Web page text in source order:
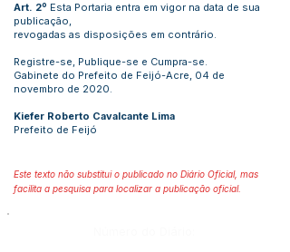
Art. 2º Esta Portaria entra em vigor na data de sua
publicação,
revogadas as disposições em contrário.
Registre-se, Publique-se e Cumpra-se.
Gabinete do Prefeito de Feijó-Acre, 04 de
novembro de 2020.
Kiefer Roberto Cavalcante Lima
Prefeito de Feijó
Este texto não substitui o publicado no Diário Oficial, mas
facilita a pesquisa para localizar a publicação oficial.